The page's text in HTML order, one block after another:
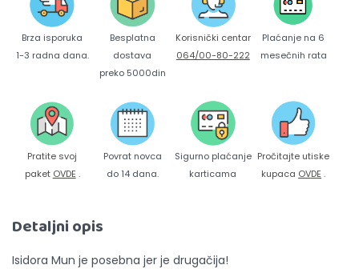
Brza isporuka
1-3 radna dana.
Besplatna
dostava
preko 5000din
Korisnički centar
064/00-80-222
Plaćanje na 6
mesečnih rata
Pratite svoj
paket OVDE .
Povrat novca
do 14 dana.
Sigurno plaćanje
karticama
Pročitajte utiske
kupaca OVDE .
Detaljni opis
Isidora Mun je posebna jer je drugačija!